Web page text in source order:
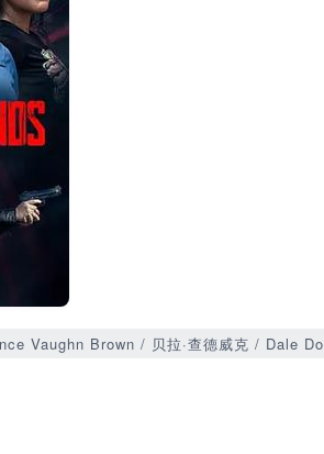
Vaughn Brown / 贝拉·查德威克 / Dale